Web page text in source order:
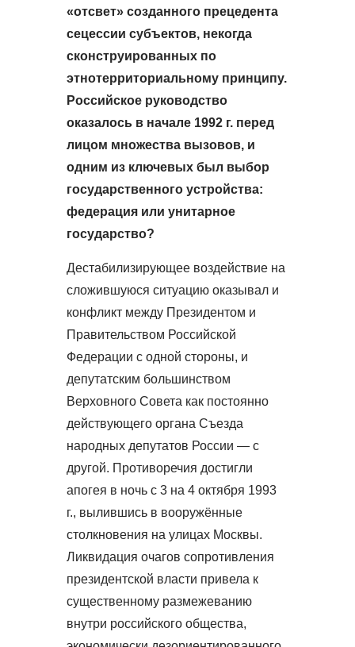
«отсвет» созданного прецедента
сецессии субъектов, некогда
сконструированных по
этнотерриториальному принципу.
Российское руководство
оказалось в начале 1992 г. перед
лицом множества вызовов, и
одним из ключевых был выбор
государственного устройства:
федерация или унитарное
государство?
Дестабилизирующее воздействие на
сложившуюся ситуацию оказывал и
конфликт между Президентом и
Правительством Российской
Федерации с одной стороны, и
депутатским большинством
Верховного Совета как постоянно
действующего органа Съезда
народных депутатов России — с
другой. Противоречия достигли
апогея в ночь с 3 на 4 октября 1993
г., вылившись в вооружённые
столкновения на улицах Москвы.
Ликвидация очагов сопротивления
президентской власти привела к
существенному размежеванию
внутри российского общества,